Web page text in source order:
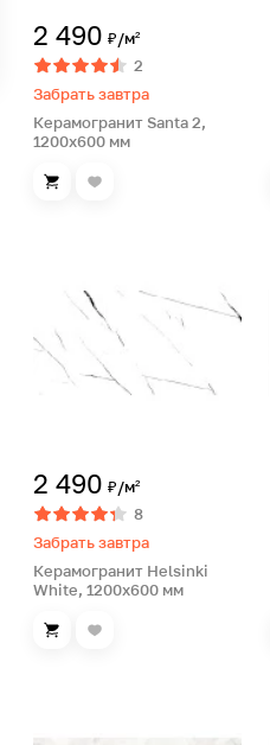
2 490 ₽/м²
2
Забрать завтра
Керамогранит Santa 2,
1200х600 мм
2 490 ₽/м²
8
Забрать завтра
Керамогранит Helsinki
White, 1200х600 мм